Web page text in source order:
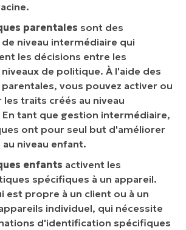
parentales sont des
niveau intermédiaire qui
les décisions entre les
de politique. À l'aide des
vous pouvez activer ou
les traits créés au niveau
En tant que gestion intermédiaire,
ont pour seul but d'améliorer
niveau enfant.
enfants activent les
spécifiques à un appareil.
est propre à un client ou à un
individuel, qui nécessite
d'identification spécifiques